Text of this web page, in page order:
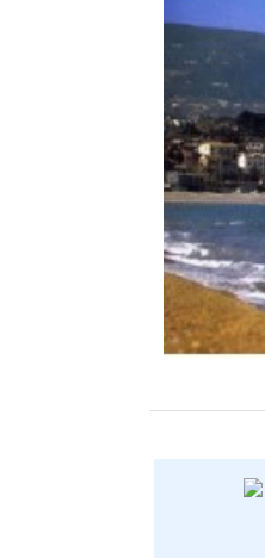
CRONACA